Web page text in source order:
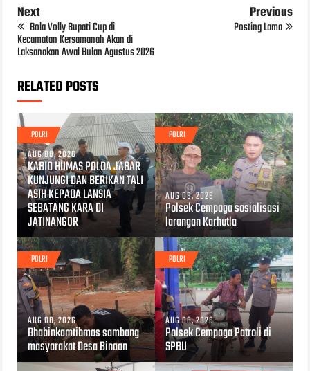
Next
Bola Volly Bupati Cup di
Kecamatan Kersamanah Akan di
Laksanakan Awal Bulan Agustus 2026
Previous
Posting Lama
RELATED POSTS
POLRI
AUG 08, 2026
KABID HUMAS POLDA JABAR
KUNJUNGI DAN BERIKAN TALI
ASIH KEPADA LANSIA
SEBATANG KARA DI
JATINANGOR
POLRI
AUG 08, 2026
Polsek Cempaga sosialisasi
larangan Karhutla
POLRI
AUG 08, 2026
Bhabinkamtibmas sambang
masyarakat Desa Binaan
POLRI
AUG 08, 2026
Polsek Cempaga Patroli di
SPBU